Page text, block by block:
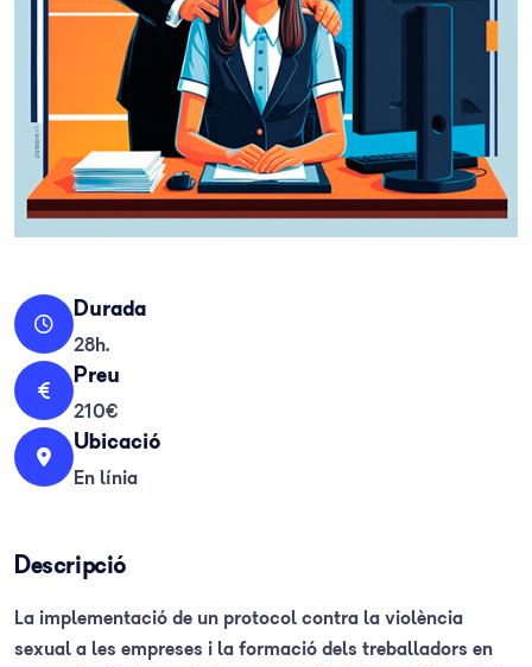
Durada
28h.
Preu
210€
Ubicació
En línia
Descripció
La implementació de un protocol contra la violència
sexual a les empreses i la formació dels treballadors en